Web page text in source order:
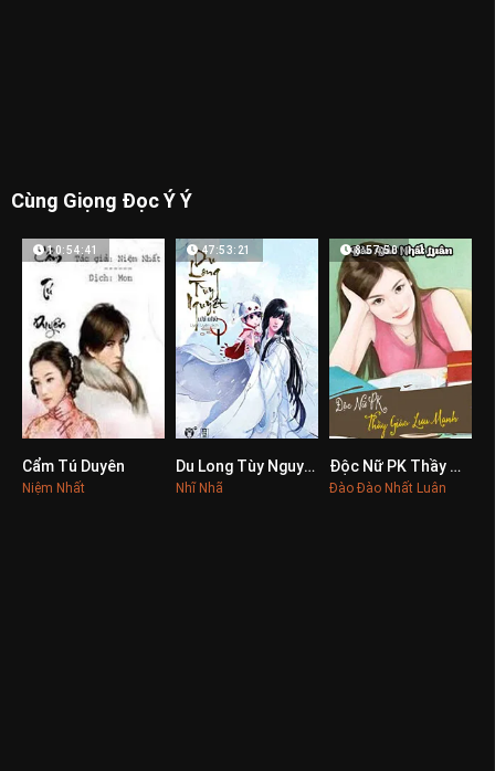
Cùng Giọng Đọc Ý Ý
10:54:41
Cẩm Tú Duyên
Niệm Nhất
0
47:53:21
Du Long Tùy Nguyệt
Nhĩ Nhã
0
8:57:50
Độc Nữ PK Thầy Giáo Lưu Manh
Đào Đào Nhất Luân